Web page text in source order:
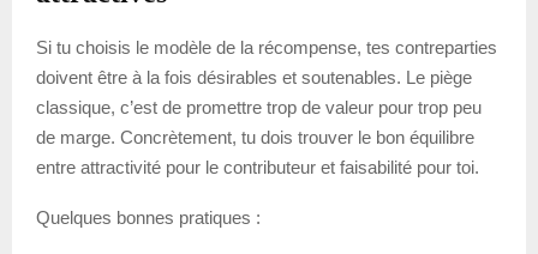
Si tu choisis le modèle de la récompense, tes contreparties
doivent être à la fois désirables et soutenables. Le piège
classique, c’est de promettre trop de valeur pour trop peu
de marge. Concrètement, tu dois trouver le bon équilibre
entre attractivité pour le contributeur et faisabilité pour toi.
Quelques bonnes pratiques :